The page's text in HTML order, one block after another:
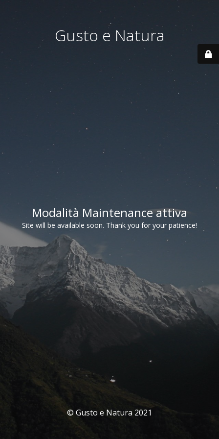
Gusto e Natura
Modalità Maintenance attiva
Site will be available soon. Thank you for your patience!
© Gusto e Natura 2021